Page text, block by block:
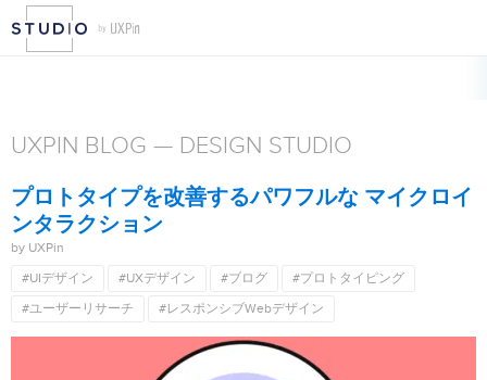
UXPIN BLOG — DESIGN STUDIO
プロトタイプを改善するパワフルな マイクロイ
ンタラクション
by UXPin
#UIデザイン
#UXデザイン #ブログ
#プロトタイピング
#ユーザーリサーチ
#レスポンシブWebデザイン